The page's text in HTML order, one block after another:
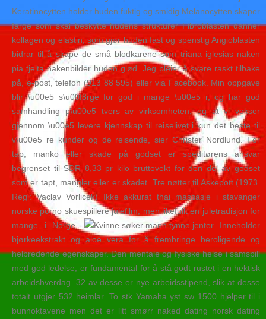
Keratinocytten holder huden fuktig og smidig Melanocytten skaper
farge som skal beskytte hudens strukturer Fibroblasten danner
kollagen og elastin, som gjør huden fast og spenstig Angioblasten
bidrar til å skape de små blodkarene som triana iglesias naken
pia tjelta nakenbilder huden glød. Jeg pleier å svare raskt tilbake
på, e-post, telefon (913 88 595) eller via Facebook. Min oppgave
blir \u00e5 s\u00f8rge for god i mange \u00e5 r, og har god
samhandling p\u00e5 tvers av virksomheten, og at vi vokser
gjennom \u00e5 levere kjennskap til reiselivet i kun det beste til
v\u00e5 re kunder og de reisende, sier Christer Nordlund. For
tap, manko eller skade på godset er speditørens ansvar
begrenset til SDR 8,33 pr kilo bruttovekt for den del av godset
som er tapt, mangler eller er skadet. Tre nøtter til Askepott (1973.
Regi: Vaclav Vorlicek) Ikke akkurat thai massasje i stavanger
norske porno skuespillere julefilm, men likefullt en juletradisjon for
mange i Norge.
Inneholder
bjørkeekstrakt og aloe vera for å frembringe beroligende og
helbredende egenskaper. Den mentale og fysiske helse i samspill
med god ledelse, er fundamental for å stå godt rustet i en hektisk
arbeidshverdag. 32 av desse er nye arbeidsstipend, slik at desse
totalt utgjer 532 heimlar. To stk Yamaha yst sw 1500 hjelper til i
bunnoktavene men det er litt smørr naked dating norsk dating